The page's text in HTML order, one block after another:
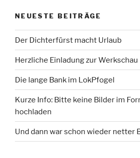
NEUESTE BEITRÄGE
Der Dichterfürst macht Urlaub
Herzliche Einladung zur Werkschau
Die lange Bank im LokPfogel
Kurze Info: Bitte keine Bilder im
hochladen
Und dann war schon wieder netter